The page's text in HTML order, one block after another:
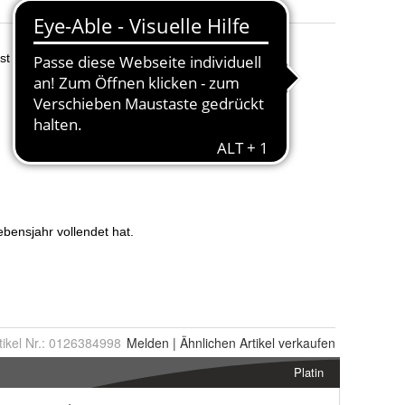
Nr.: 0126384998 Melden | Ähnlichen Artikel verkaufen
Platin